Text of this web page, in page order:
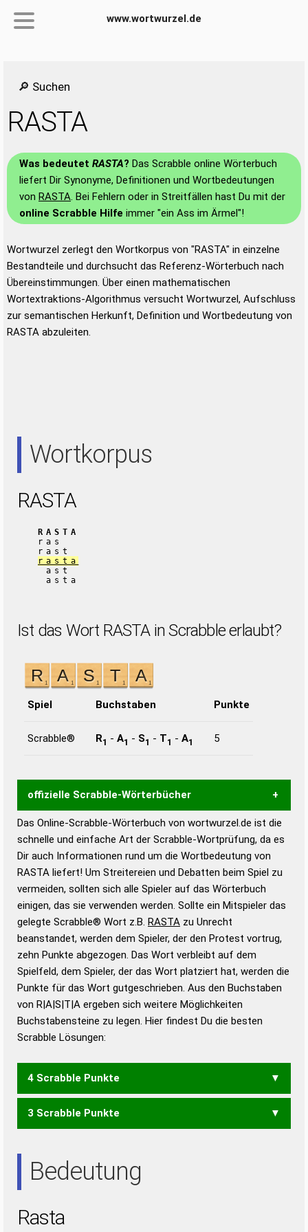
www.wortwurzel.de
🔎 Suchen
RASTA
Was bedeutet RASTA? Das Scrabble online Wörterbuch
liefert Dir Synonyme, Definitionen und Wortbedeutungen
von RASTA. Bei Fehlern oder in Streitfällen hast Du mit der
online Scrabble Hilfe immer "ein Ass im Ärmel"!
Wortwurzel zerlegt den Wortkorpus von "RASTA" in einzelne
Bestandteile und durchsucht das Referenz-Wörterbuch nach
Übereinstimmungen. Über einen mathematischen
Wortextraktions-Algorithmus versucht Wortwurzel, Aufschluss
zur semantischen Herkunft, Definition und Wortbedeutung von
RASTA abzuleiten.
Wortkorpus
RASTA
RASTA
ras
rast
rasta
ast
asta
Ist das Wort RASTA in Scrabble erlaubt?
Spiel Buchstaben Punkte
Scrabble® R1 - A1 - S1 - T1 - A1 5
offizielle Scrabble-Wörterbücher
Wortwurzel liefert mit Hilfe eines semantischen
Wortanalyse-Algorithmus gute Anhaltspunkte zu
Wortbedeutung, Worttrennung und Wortform, um die
Gültigkeit eines Wortes für das Scrabble-Spiel zu
bestimmen!
zugelassene Turnier Scrabble-
Wörterbücher sind:
Duden – Standardwerk in 12 Bänden
Duden – Richtiges und gutes
Deutsch
Duden – Die deutsche Grammatik
Duden – Deutsches
Das Online-Scrabble-Wörterbuch von wortwurzel.de ist die
schnelle und einfache Art der Scrabble-Wortprüfung, da es
Dir auch Informationen rund um die Wortbedeutung von
RASTA liefert! Um Streitereien und Debatten beim Spiel zu
vermeiden, sollten sich alle Spieler auf das Wörterbuch
einigen, das sie verwenden werden. Sollte ein Mitspieler das
gelegte Scrabble® Wort z.B. RASTA zu Unrecht
beanstandet, werden dem Spieler, der den Protest vortrug,
zehn Punkte abgezogen. Das Wort verbleibt auf dem
Spielfeld, dem Spieler, der das Wort platziert hat, werden die
Punkte für das Wort gutgeschrieben. Aus den Buchstaben
von R|A|S|T|A ergeben sich weitere Möglichkeiten
Buchstabensteine zu legen. Hier findest Du die besten
Scrabble Lösungen:
4 Scrabble Punkte
AARS AAST ARAS RATS
3 Scrabble Punkte
Bedeutung
Rasta